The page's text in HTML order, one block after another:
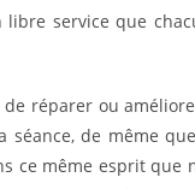
service que
réparer ou
de même
ce même esprit